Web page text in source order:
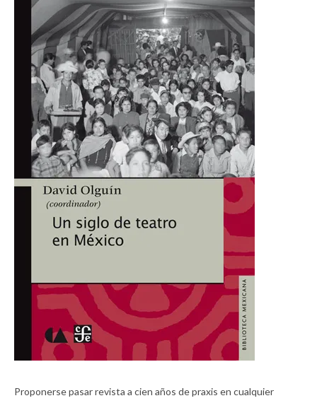
Proponerse pasar revista a cien años de praxis en cualquier